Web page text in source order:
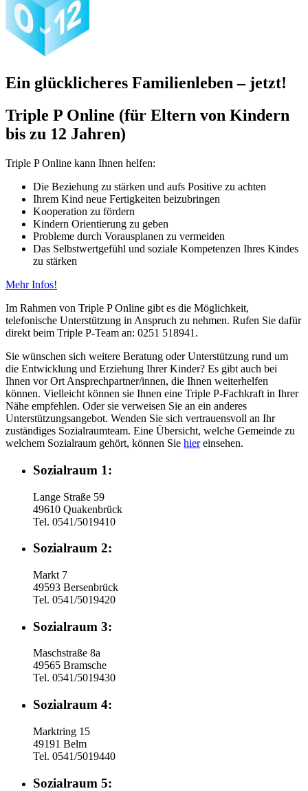
Ein glücklicheres Familienleben – jetzt!
Triple P Online (für Eltern von Kindern
bis zu 12 Jahren)
Triple P Online kann Ihnen helfen:
Die Beziehung zu stärken und aufs Positive zu achten
Ihrem Kind neue Fertigkeiten beizubringen
Kooperation zu fördern
Kindern Orientierung zu geben
Probleme durch Vorausplanen zu vermeiden
Das Selbstwertgefühl und soziale Kompetenzen Ihres Kindes
zu stärken
Mehr Infos!
Im Rahmen von Triple P Online gibt es die Möglichkeit,
telefonische Unterstützung in Anspruch zu nehmen. Rufen Sie dafür
direkt beim Triple P-Team an: 0251 518941.
Sie wünschen sich weitere Beratung oder Unterstützung rund um
die Entwicklung und Erziehung Ihrer Kinder? Es gibt auch bei
Ihnen vor Ort Ansprechpartner/innen, die Ihnen weiterhelfen
können. Vielleicht können sie Ihnen eine Triple P-Fachkraft in Ihrer
Nähe empfehlen. Oder sie verweisen Sie an ein anderes
Unterstützungsangebot. Wenden Sie sich vertrauensvoll an Ihr
zuständiges Sozialraumteam. Eine Übersicht, welche Gemeinde zu
welchem Sozialraum gehört, können Sie hiereinsehen.
Sozialraum 1:
Lange Straße 59
49610 Quakenbrück
Tel. 0541/5019410
Sozialraum 2:
Markt 7
49593 Bersenbrück
Tel. 0541/5019420
Sozialraum 3:
Maschstraße 8a
49565 Bramsche
Tel. 0541/5019430
Sozialraum 4:
Marktring 15
49191 Belm
Tel. 0541/5019440
Sozialraum 5: